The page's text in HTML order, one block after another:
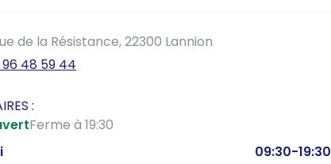
de la Résistance,22300 Lannion
48 59 44
:
Ferme à 19:30
09:30-19:30